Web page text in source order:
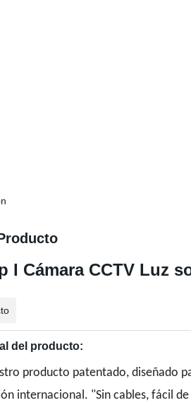
I Cámara CCTV Luz
del producto:
producto patentado, diseñado
internacional. "Sin cables, fácil